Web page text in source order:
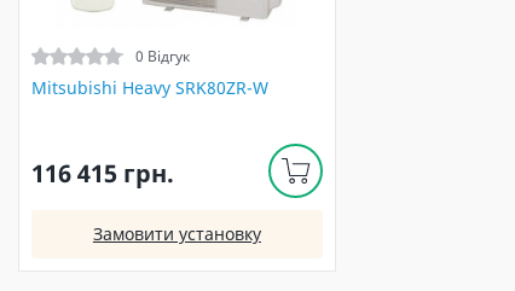
0 Відгук
Mitsubishi Heavy SRK80ZR-W
116 415 грн.
Замовити установку